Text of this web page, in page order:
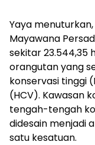
Yaya
Mayawana
sekitar 23.544,35
orangutan yang
konservasi tinggi
(HCV). Kawasan
tengah-tengah
didesain menjadi
satu kesatuan.